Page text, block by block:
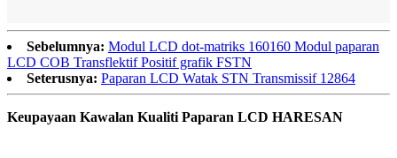
Sebelumnya: Modul LCD dot-matriks 160160 Modul paparan
LCD COB Transflektif Positif grafik FSTN
Seterusnya: Paparan LCD Watak STN Transmissif 12864
Keupayaan Kawalan Kualiti Paparan LCD HARESAN